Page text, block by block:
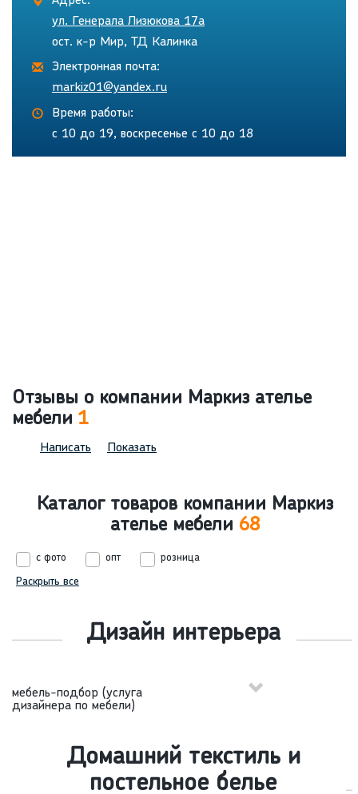
ул. Генерала Лизюкова 17а
ост. к-р Мир, ТД Калинка
Электронная почта:
markiz01@yandex.ru
Время работы:
с 10 до 19, воскресенье с 10 до 18
Отзывы о компании Маркиз ателье
мебели 1
Написать Показать
Каталог товаров компании Маркиз
ателье мебели 68
с фото опт
розница
Раскрыть все
Дизайн интерьера
мебель-подбор (услуга
дизайнера по мебели)
Домашний текстиль и
постельное белье